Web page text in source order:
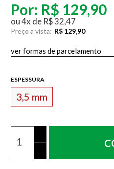
Por: R$ 129,90
ou4x de R$ 32,47
Preço a vista: R$ 129,90
ver formas de parcelamento
ESPESSURA
3,5 mm